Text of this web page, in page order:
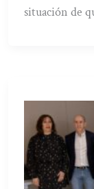
situación de